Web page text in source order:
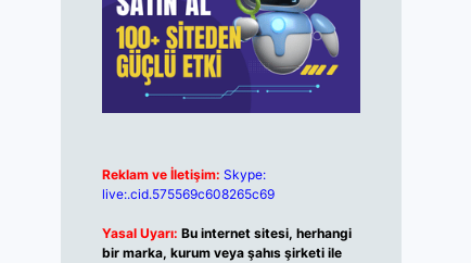
Reklam ve İletişim: Skype:
live:.cid.575569c608265c69
Yasal Uyarı: Bu internet sitesi, herhangi
bir marka, kurum veya şahıs şirketi ile